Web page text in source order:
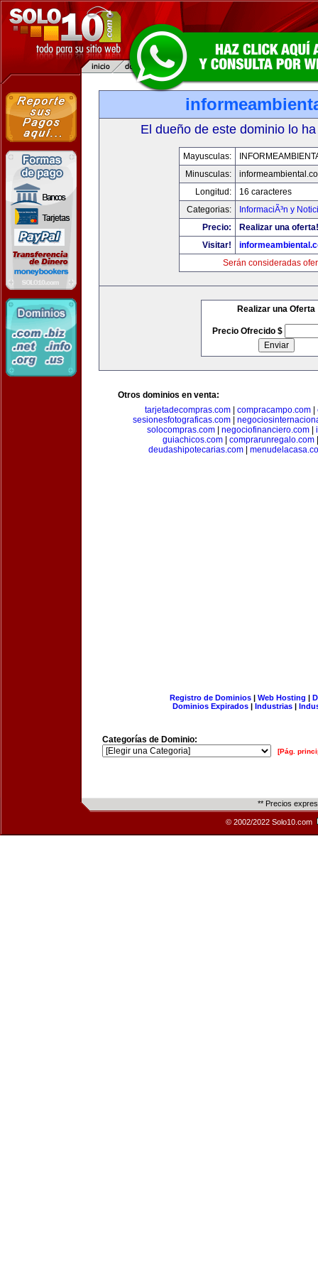
El dueño de este dominio lo
Mayusculas:
Minusculas:
Longitud:
16 caracteres
Categorias:
InformaciÃ³n y
Precio:
Realizar una oferta!
Visitar!
Serán consideradas
Realizar una Oferta
Precio Ofrecido $
Otros dominios en venta:
tarjetadecompras.com
compracampo.com
sesionesfotograficas.com
solocompras.com| negociofinanciero.com|
guiachicos.com
comprarunregalo.com
deudashipotecarias.com|
Registro de Dominios| Web Hosting |
Dominios Expirados | Industrias |
Categorías de Dominio:
[Pág.
** Precios
© 2002/2022 Solo10.com